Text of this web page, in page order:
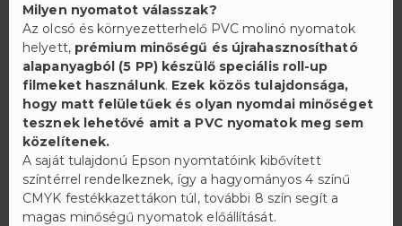
Milyen nyomatot válasszak?
Az olcsó és környezetterhelő PVC molinó nyomatok
helyett, prémium minőségű és újrahasznosítható
alapanyagból (5 PP) készülő speciális roll-up
filmeket használunk. Ezek közös tulajdonsága,
hogy matt felületűek és olyan nyomdai minőséget
tesznek lehetővé amit a PVC nyomatok meg sem
közelítenek.
A saját tulajdonú Epson nyomtatóink kibővített
színtérrel rendelkeznek, így a hagyományos 4 színű
CMYK festékkazettákon túl, további 8 szín segít a
magas minőségű nyomatok előállítását.